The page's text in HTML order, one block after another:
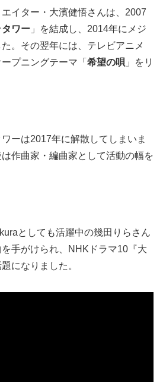
イター・大濱健悟さんは、2007
タワー 」を結成し、2014年にメジ
。その翌年には、テレビアニメ
プニングテーマ「 希望の唄 」をリ
ーは2017年に解散してしまいま
作曲家・編曲家として活動の幅を
としても活躍中の幾田りらさん
手がけられ、NHKドラマ10『大
になりました。